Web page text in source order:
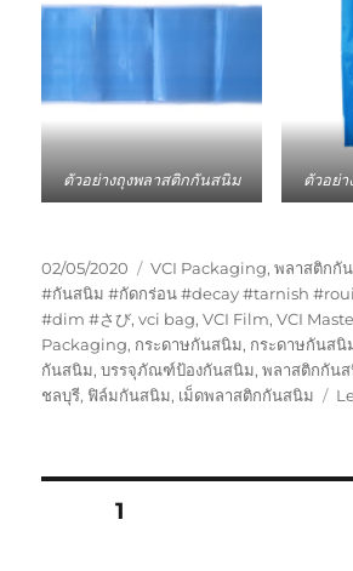
ตัวอย่างถุงพลาสติกกันสนิม ตัวอย่
Posted
on
02/05/2020 Categories
VCI Packaging,พลาสติกกั
#กันสนิม #กัดกร่อน #decay #tarnish
#dim #さび,vci bag,VCI Film,VCI
Packaging, กระดาษกันสนิม, กระดาษกันสนิ
กันสนิม,บรรจุภัณฑ์ป้องกันสนิม,พลาสติกกัน
ชลบุรี, ฟิล์มกันสนิม, เม็ดพลาสติกกันสนิม
Posts
PAGE1